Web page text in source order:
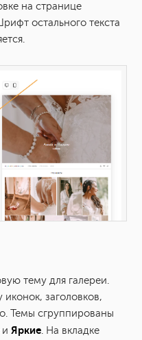
на странице
остального текста
тему для галереи.
заголовков,
Темы сгруппированы
иЯркие. На вкладке